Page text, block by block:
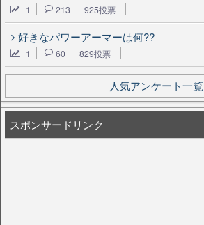
1 213 925投票
好きなパワーアーマーは何??
1 60 829投票
人気アンケート一覧
スポンサードリンク